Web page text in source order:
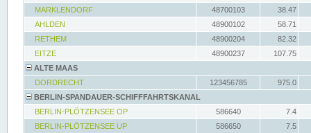
MARKLENDORF
48700103
38.47
AHLDEN
48900102
58.71
RETHEM
48900204
82.32
EITZE
48900237
107.75
ALTE MAAS
DORDRECHT
123456785
975.0
BERLIN-SPANDAUER-SCHIFFFAHRTSKANAL
BERLIN-PLÖTZENSEE OP
586640
7.4
BERLIN-PLÖTZENSEE UP
586650
7.5